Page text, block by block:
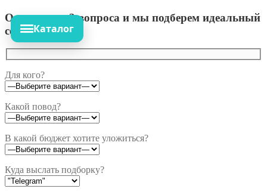
Ответьте на 3 вопроса и мы подберем идеальный
сет!
Для кого?
Какой повод?
В какой бюджет хотите уложиться?
Куда выслать подборку?
Каталог